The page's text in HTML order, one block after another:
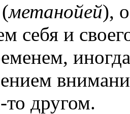
метанойей),
себя и
то другом.